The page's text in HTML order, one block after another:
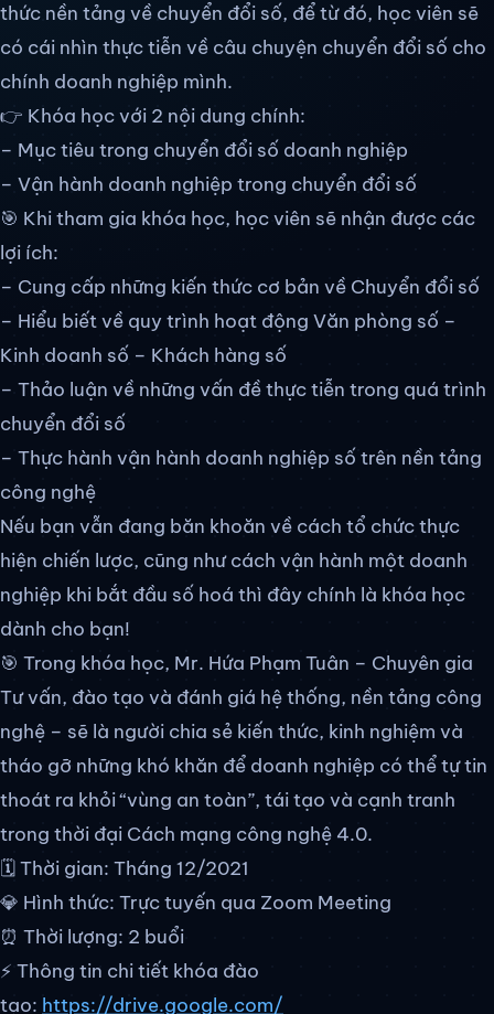
thức nền tảng về chuyển đổi số, để từ đó, học viên sẽ
có cái nhìn thực tiễn về câu chuyện chuyển đổi số cho
chính doanh nghiệp mình.
👉 Khóa học với 2 nội dung chính:
– Mục tiêu trong chuyển đổi số doanh nghiệp
– Vận hành doanh nghiệp trong chuyển đổi số
🎯 Khi tham gia khóa học, học viên sẽ nhận được các
lợi ích:
– Cung cấp những kiến thức cơ bản về Chuyển đổi số
– Hiểu biết về quy trình hoạt động Văn phòng số –
Kinh doanh số – Khách hàng số
– Thảo luận về những vấn đề thực tiễn trong quá trình
chuyển đổi số
– Thực hành vận hành doanh nghiệp số trên nền tảng
công nghệ
Nếu bạn vẫn đang băn khoăn về cách tổ chức thực
hiện chiến lược, cũng như cách vận hành một doanh
nghiệp khi bắt đầu số hoá thì đây chính là khóa học
dành cho bạn!
🎯 Trong khóa học, Mr. Hứa Phạm Tuân – Chuyên gia
Tư vấn, đào tạo và đánh giá hệ thống, nền tảng công
nghệ – sẽ là người chia sẻ kiến thức, kinh nghiệm và
tháo gỡ những khó khăn để doanh nghiệp có thể tự tin
thoát ra khỏi “vùng an toàn”, tái tạo và cạnh tranh
trong thời đại Cách mạng công nghệ 4.0.
🗓 Thời gian: Tháng 12/2021
💎 Hình thức: Trực tuyến qua Zoom Meeting
⏰ Thời lượng: 2 buổi
⚡ Thông tin chi tiết khóa đào
tạo: https://drive.google.com/